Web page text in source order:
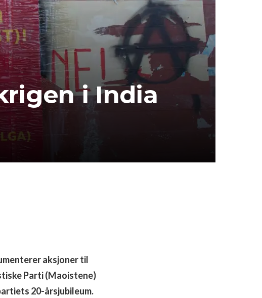
i India
aksjoner til
Parti (Maoistene)
20-årsjubileum.